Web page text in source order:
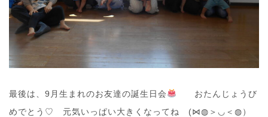
最後は、9月生まれのお友達の誕生日会
おたんじょうび
めでとう♡ 元気いっぱい大きくなってね (⋈◍＞◡＜◍）